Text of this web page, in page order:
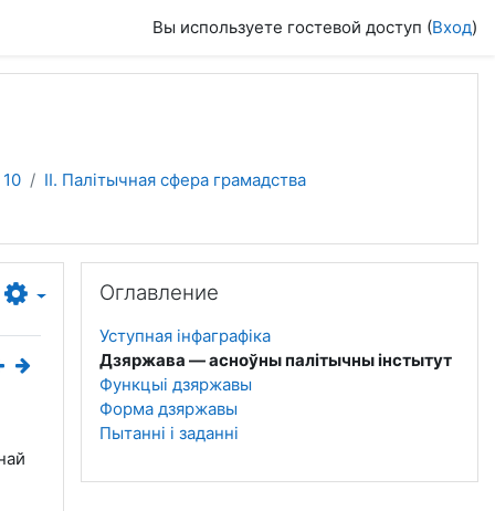
Вы используете гостевой доступ (Вход)
II. Палітычная сфера грамадства
Оглавление
Уступная інфаграфіка
Дзяржава — асноўны палітычны інстытут
Функцыі дзяржавы
Форма дзяржавы
Пытанні і заданні